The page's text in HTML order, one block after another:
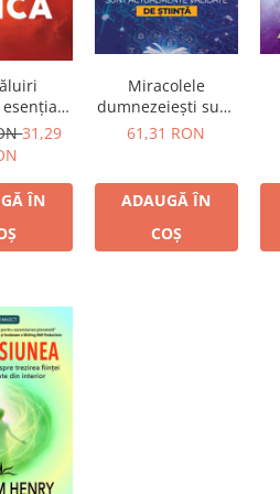
la
de
31,29
ÎN
Miracolele
dumnezeiești sunt
actualmente
61,31 RON
ADAUGĂ ÎN
COȘ